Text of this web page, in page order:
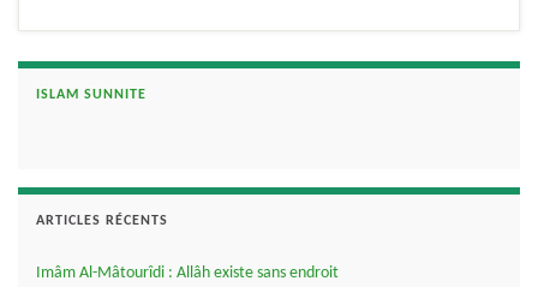
ISLAM SUNNITE
ARTICLES RÉCENTS
Imâm Al-Mâtourîdi : Allâh existe sans endroit